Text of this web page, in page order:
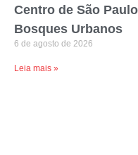
Centro de São
Bosques Urbanos
6 de agosto de 2026
Leia mais »